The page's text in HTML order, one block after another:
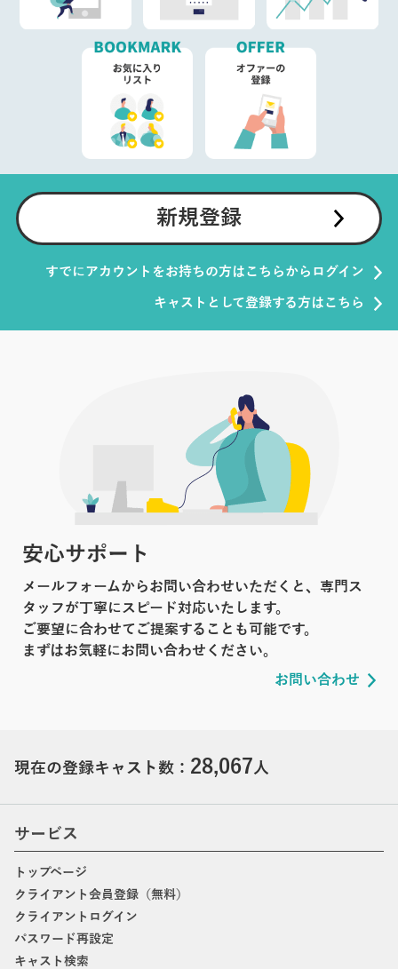
新規登録
すでにアカウントをお持ちの方はこちらからログイン
キャストとして登録する方はこちら
安心サポート
メールフォームからお問い合わせいただくと、専門ス
タッフが丁寧にスピード対応いたします。
ご要望に合わせてご提案することも可能です。
まずはお気軽にお問い合わせください。
お問い合わせ
現在の登録キャスト数： 28,067人
サービス
トップページ
クライアント会員登録（無料）
クライアントログイン
パスワード再設定
キャスト検索